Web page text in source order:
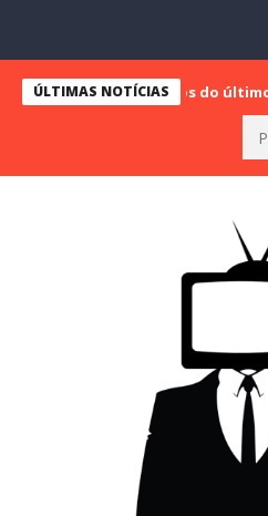
ÚLTIMAS NOTÍCIAS
os números do último sábado (29)